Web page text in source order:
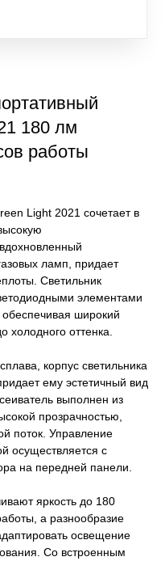
180 лм
работы
Light 2021 сочетает в
ламп, придает
Светильник
элементами
широкий
холодного оттенка.
корпус светильника
ему эстетичный вид
выполнен из
прозрачностью,
поток. Управление
осуществляется с
на передней панели.
яркость до 180
а разнообразие
освещение
Со встроенным